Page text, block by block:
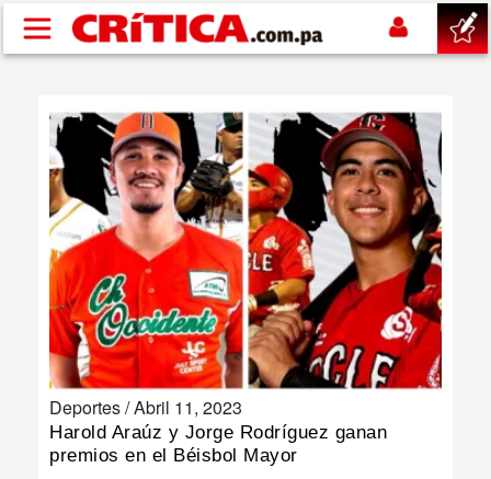
Pasar al contenido principal
SUCESOS
NACIONAL
POLÍTICA
SHOW
DEPORTES
MUNDO
Deportes /Abril 11, 2023
Harold Araúz y Jorge Rodríguez ganan
premios en el Béisbol Mayor